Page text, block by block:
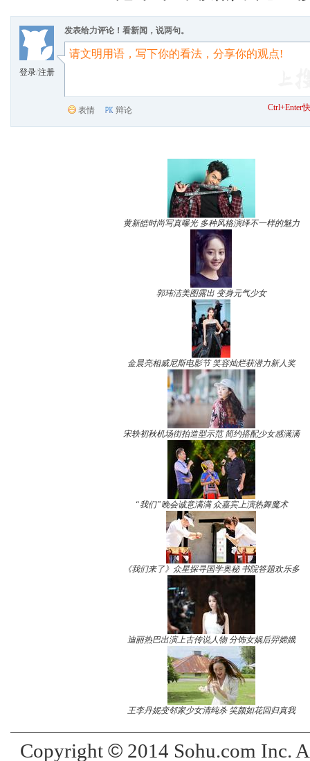
登录/注册
发表给力评论！看新闻，说两句。
表情 辩论 Ctrl+Enter
黄新皓时尚写真曝光 多种风格演绎不一样的魅力
郭玮洁美图露出 变身元气少女
金晨亮相威尼斯电影节 笑容灿烂获潜力新人奖
宋轶初秋机场街拍造型示范 简约搭配少女感满满
“我们”晚会诚意满满 众嘉宾上演热舞魔术
《我们来了》众星探寻国学奥秘 书院答题欢乐多
迪丽热巴出演上古传说人物 分饰女娲后羿嫦娥
王李丹妮变邻家少女清纯杀 笑颜如花回归真我
Copyright ©2014 Sohu.com Inc.